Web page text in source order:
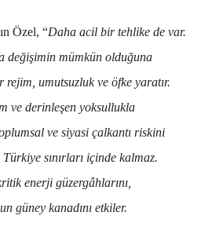
Özel, “Daha acil bir tehlike de var.
değişimin mümkün olduğuna
rejim, umutsuzluk ve öfke yaratır.
ve derinleşen yoksullukla
ve siyasi çalkantı riskini
sınırları içinde kalmaz.
enerji güzergâhlarını,
güney kanadını etkiler.